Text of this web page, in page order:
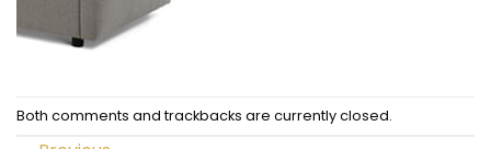
Both comments and trackbacks are currently closed.